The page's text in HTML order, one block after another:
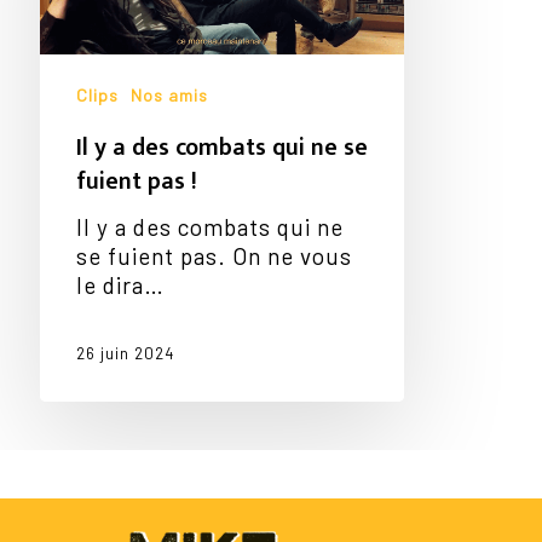
qui
ne
fuient
Clips Nos amis
Il y a des combats qui ne se
fuient pas !
Il y a des combats qui ne
se fuient pas. On ne vous
le dira…
26 juin 2024